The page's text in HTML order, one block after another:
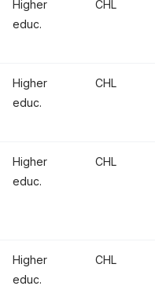
Higher
educ.
CHL
Higher
educ.
CHL
Higher
educ.
CHL
Higher
educ.
CHL